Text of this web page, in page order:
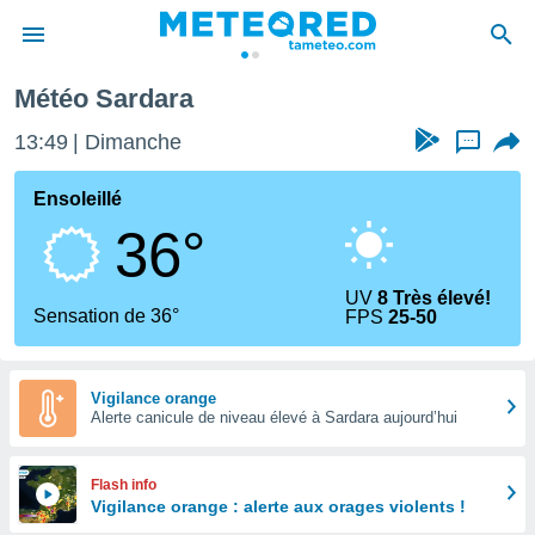
de
Météo Sardara
13:49 Dimanche ...
Ensoleillé
36°
Sensation de 36°
UV8 Très élevé!
FPS25-50
Vigilance orange
Alerte canicule de niveau élevé à Sardara aujourd’hui
Flash info
Vigilance orange : alerte aux orages violents !